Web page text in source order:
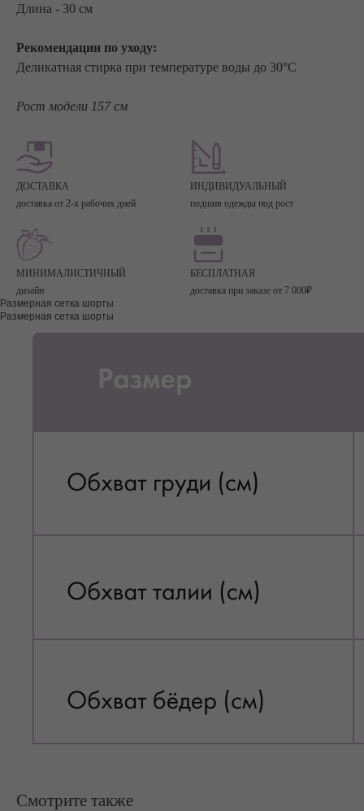
Длина - 30 см
Рекомендации по уходу:
Деликатная стирка при температуре воды до 30°C
Рост модели 157 см
ДОСТАВКА
доставка от 2-х рабочих дней
ИНДИВИДУАЛЬНЫЙ
подшив одежды под рост
МИНИМАЛИСТИЧНЫЙ
дизайн
БЕСПЛАТНАЯ
доставка при заказе от 7 000₽
Размерная сетка шорты
Размерная сетка шорты
Смотрите также